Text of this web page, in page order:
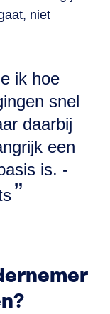
niet
ik hoe
snel
daarbij
een
is. -